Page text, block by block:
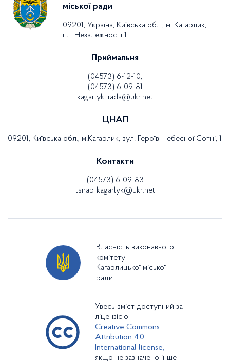
міської ради
09201, Україна, Київська обл., м. Кагарлик,
пл. Незалежності 1
Приймальня
(04573) 6-12-10,
(04573) 6-09-81
kagarlyk_rada@ukr.net
ЦНАП
09201, Київська обл., м.Кагарлик, вул. Героїв Небесної Сотні, 1
Контакти
(04573) 6-09-83
tsnap-kagarlyk@ukr.net
Власність виконавчого
комітету
Кагарлицької міської
ради
Увесь вміст доступний за
ліцензією
Creative Commons
Attribution 4.0
International license,
якщо не зазначено інше